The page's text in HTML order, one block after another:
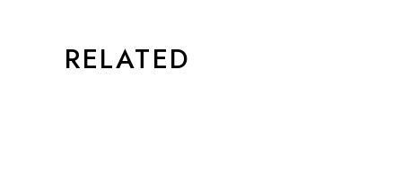
RELATED